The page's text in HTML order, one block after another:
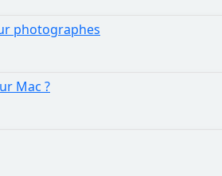
photographes
Mac ?